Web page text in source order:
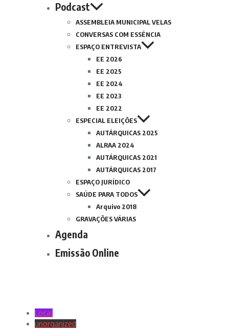
Podcast
ASSEMBLEIA MUNICIPAL VELAS
CONVERSAS COM ESSÊNCIA
ESPAÇO ENTREVISTA
EE 2026
EE 2025
EE 2024
EE 2023
EE 2022
ESPECIAL ELEIÇÕES
AUTÁRQUICAS 2025
ALRAA 2024
AUTÁRQUICAS 2021
AUTÁRQUICAS 2017
ESPAÇO JURÍDICO
SAÚDE PARA TODOS
Arquivo 2018
GRAVAÇÕES VÁRIAS
Agenda
Emissão Online
Local
unorganized